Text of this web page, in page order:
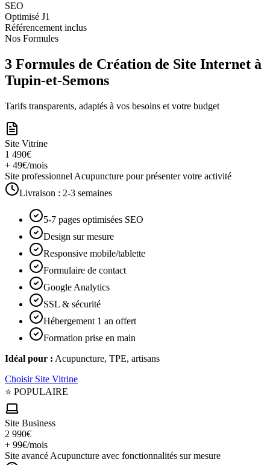
SEO
Optimisé J1
Référencement inclus
Nos Formules
3 Formules de Création de Site Internet à
Tupin-et-Semons
Tarifs transparents, adaptés à vos besoins et votre budget
Site Vitrine
1 490€
+ 49€/mois
Site professionnel Acupuncture pour présenter votre activité
Livraison : 2-3 semaines
5-7 pages optimisées SEO
Design sur mesure
Responsive mobile/tablette
Formulaire de contact
Google Analytics
SSL & sécurité
Hébergement 1 an offert
Formation prise en main
Idéal pour : Acupuncture, TPE, artisans
Choisir Site Vitrine
⭐ POPULAIRE
Site Business
2 990€
+ 99€/mois
Site avancé Acupuncture avec fonctionnalités sur mesure